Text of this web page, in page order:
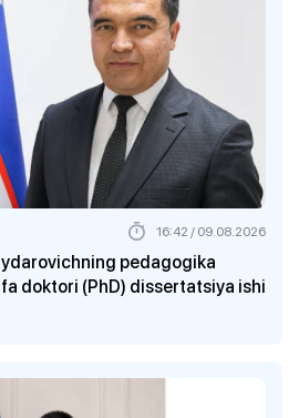
pedagogika
doktori (PhD) dissertatsiya ishi
16:42 / 09.08.2026